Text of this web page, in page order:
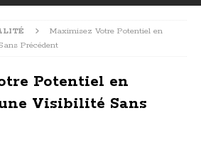
Maximisez Votre Potentiel en
Précédent
Potentiel en
Visibilité Sans